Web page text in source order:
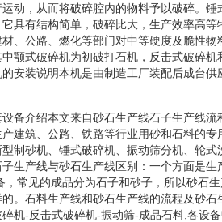
动，从而将破碎腔内的物料予以破碎。锤
具有结构简单，破碎比大，生产效率高等
、公路、燃化等部门对中等硬度及脆性物
颚式破碎机为初破打石机，反击式破碎机
安装说明本机是由制造工厂装配后成台供
备介绍本文来自砂石生产线石子生产线流
建筑、公路、铁路等行业用砂和石料的专
制砂机、锤式破碎机、振动筛分机、轮式
生产线与砂石生产线区别：一个方面是生
常见的成品分为石子和砂子，所以砂石
。石料生产线和砂石生产线的流程及砂石
机-反击式破碎机-振动筛-成品石料,各设